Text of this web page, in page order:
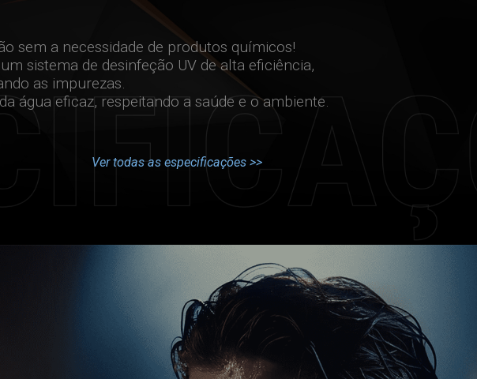
sem a necessidade de produtos químicos!
sistema de desinfeção UV de alta eficiência,
as impurezas.
água eficaz, respeitando a saúde e o ambiente.
Ver todas as especificações >>